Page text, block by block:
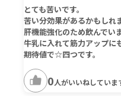
とても苦いです。
苦い分効果があるかもしれ
肝機能強化のため飲んでいま
牛乳に入れて筋力アップにも
期待値で☆四つです。
0人がいいねしていま